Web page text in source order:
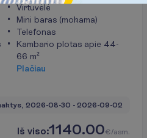
Virtuvėlė
Mini baras (mokama)
Telefonas
Kambario plotas apie 44-
66 m²
Plačiau
2026-08-30 - 2026-09-02
Iš viso:1140.00€/asm.